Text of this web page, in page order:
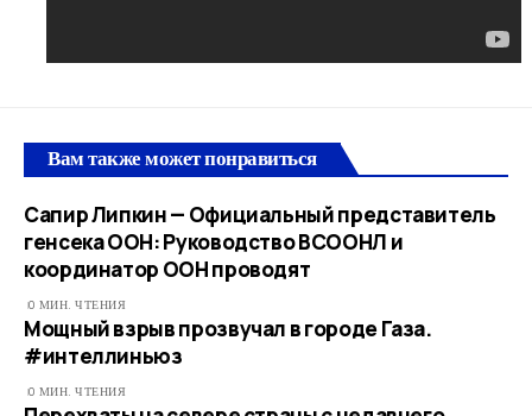
Вам также может понравиться
Сапир Липкин — Официальный представитель
генсека ООН: Руководство ВСООНЛ и
координатор ООН проводят
0 МИН. ЧТЕНИЯ
Мощный взрыв прозвучал в городе Газа.
#интеллиньюз​
0 МИН. ЧТЕНИЯ